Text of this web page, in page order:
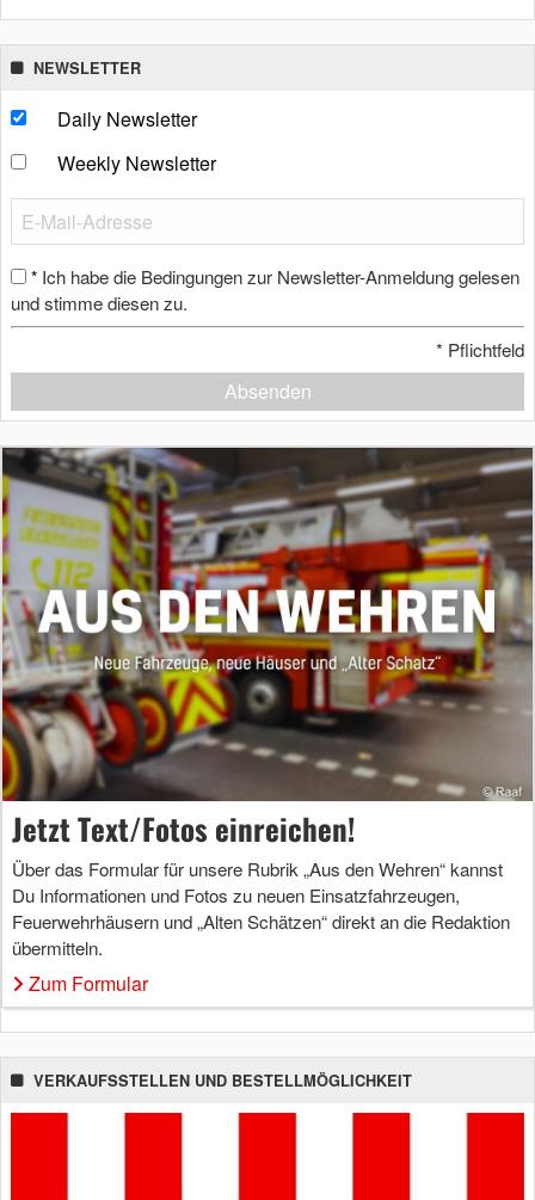
NEWSLETTER
Daily Newsletter
Weekly Newsletter
* Ich habe die Bedingungen zur Newsletter-Anmeldung gelesen
und stimme diesen zu.
* Pflichtfeld
Absenden
Jetzt Text/Fotos einreichen!
Über das Formular für unsere Rubrik „Aus den Wehren“ kannst
Du Informationen und Fotos zu neuen Einsatzfahrzeugen,
Feuerwehrhäusern und „Alten Schätzen“ direkt an die Redaktion
übermitteln.
Zum Formular
VERKAUFSSTELLEN UND BESTELLMÖGLICHKEIT